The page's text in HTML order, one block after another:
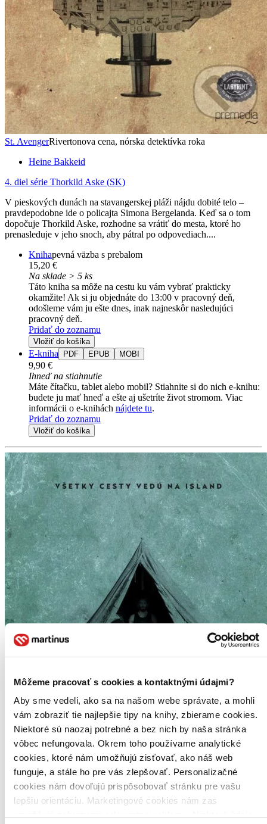
Môžeme pracovať s cookies a kontaktnými údajmi?
Aby sme vedeli, ako sa na našom webe správate, a mohli
vám zobraziť tie najlepšie tipy na knihy, zbierame cookies.
Niektoré sú naozaj potrebné a bez nich by naša stránka
vôbec nefungovala. Okrem toho používame analytické
cookies, ktoré nám umožňujú zisťovať, ako náš web
funguje, a stále ho pre vás zlepšovať. Personalizačné
cookies nám dovoľujú prispôsobovať stránku pre vašu
lepšiu orientáciu. Marketingové cookies nám zas
St. AvengerRivertonova cena, nórska detektívka roka
Heine Bakkeid
4. diel série Thorkild Aske (SK)
V pieskových dunách na stavangerskej pláži nájdu dobité telo –
pravdepodobne ide o policajta Simona Bergelanda. Keď sa o tom
dopočuje Thorkild Aske, rozhodne sa vrátiť do mesta, ktoré ho
prenasleduje v jeho snoch, aby pátral po odpovediach....
Knihapevná väzba s prebalom
15,20 €
Na sklade > 5 ks
Táto kniha sa môže na cestu ku vám vybrať prakticky
okamžite! Ak si ju objednáte do 13:00 v pracovný deň,
odošleme vám ju ešte dnes, inak najneskôr nasledujúci
pracovný deň.
Pridať do zoznamu
Vložiť do košíka
E-kniha PDF EPUB MOBI
9,90 €
Ihneď na stiahnutie
Máte čítačku, tablet alebo mobil? Stiahnite si do nich e-knihu:
budete ju mať hneď a ešte aj ušetríte život stromom. Viac
informácii o e-knihách nájdete tu.
Pridať do zoznamu
Vložiť do košíka